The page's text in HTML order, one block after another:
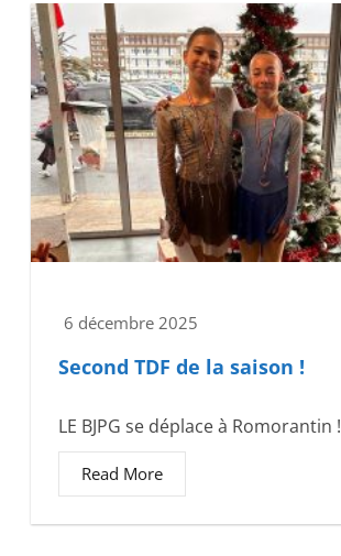
6 décembre 2025
Second TDF de la saison !
LE BJPG se déplace à Romorantin !
Read More